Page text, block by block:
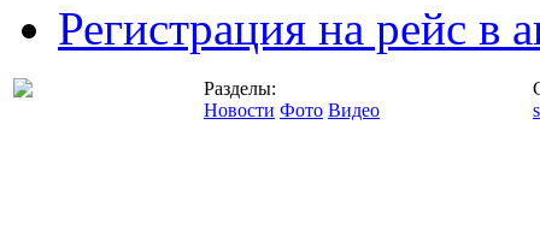
Регистрация на рейс в
Разделы:
Новости Фото Видео